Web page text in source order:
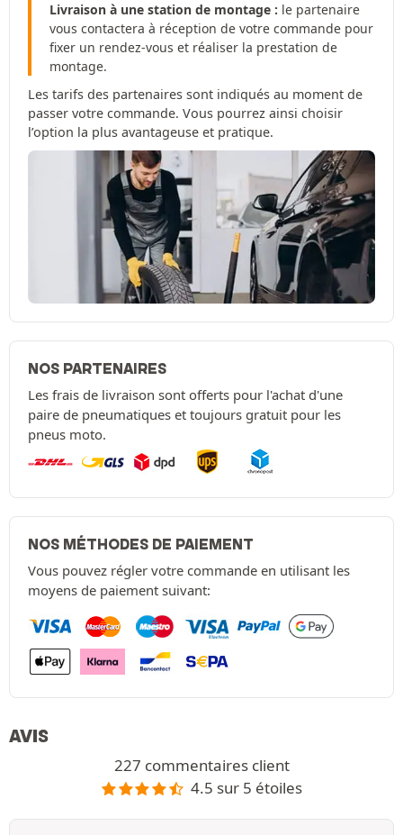
Livraison à une station de montage : le partenaire
vous contactera à réception de votre commande pour
fixer un rendez-vous et réaliser la prestation de
montage.
Les tarifs des partenaires sont indiqués au moment de
passer votre commande. Vous pourrez ainsi choisir
l’option la plus avantageuse et pratique.
NOS PARTENAIRES
Les frais de livraison sont offerts pour l'achat d'une
paire de pneumatiques et toujours gratuit pour les
pneus moto.
NOS MÉTHODES DE PAIEMENT
Vous pouvez régler votre commande en utilisant les
moyens de paiement suivant:
AVIS
227 commentaires client
4.5 sur 5 étoiles